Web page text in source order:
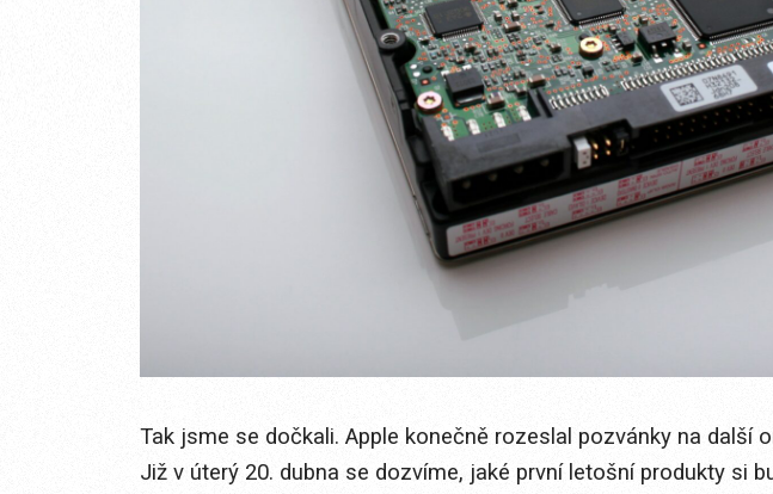
Tak jsme se dočkali. Apple konečně rozeslal pozvánky na další
Již v úterý 20. dubna se dozvíme, jaké první letošní produkty si